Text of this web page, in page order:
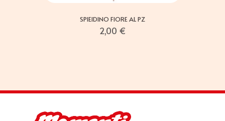
SPIEIDINO FIORE AL PZ
2,00 €